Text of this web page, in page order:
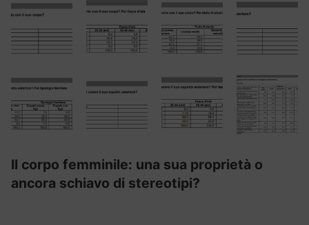
Il corpo femminile: una sua proprietà o
ancora schiavo di stereotipi?